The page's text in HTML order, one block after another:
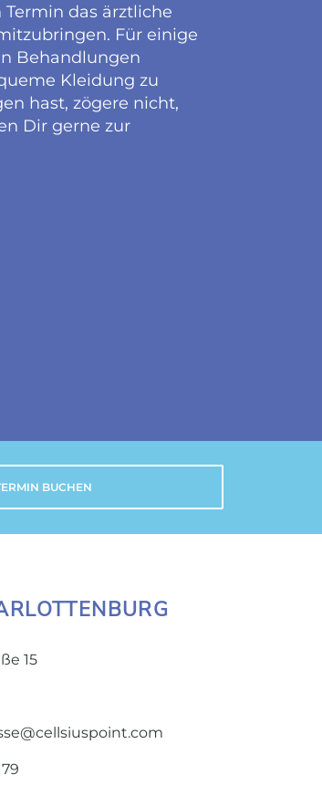
das ärztliche
Für einige
Behandlungen
Kleidung zu
hast, zögere nicht,
Dir gerne zur
BUCHEN
15